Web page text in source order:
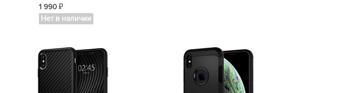
1 990 ₽
Нет в наличии